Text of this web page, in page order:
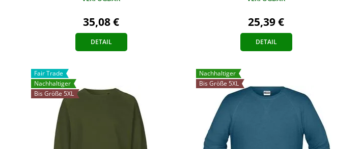
35,08 €
DETAIL
25,39 €
DETAIL
Fair Trade
Nachhaltiger
Bis Größe 5XL
Nachhaltiger
Bis Größe 5XL